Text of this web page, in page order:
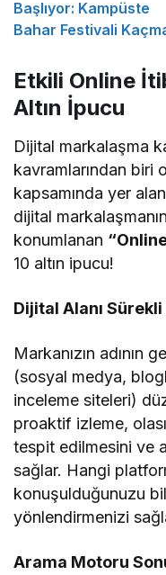
Başlıyor: Kampüste
Bahar Festivali
Etkili Online
Altın İpucu
Dijital markalaşma
kavramlarından biri
kapsamında yer
dijital
konumlanan
10 altın ipucu!
Dijital Alanı
Markanızın adının
(sosyal medya,
inceleme siteleri)
proaktif izleme,
tespit edilmesini ve
sağlar. Hangi
konuşulduğunuzu
yönlendirmenizi
Arama Motoru